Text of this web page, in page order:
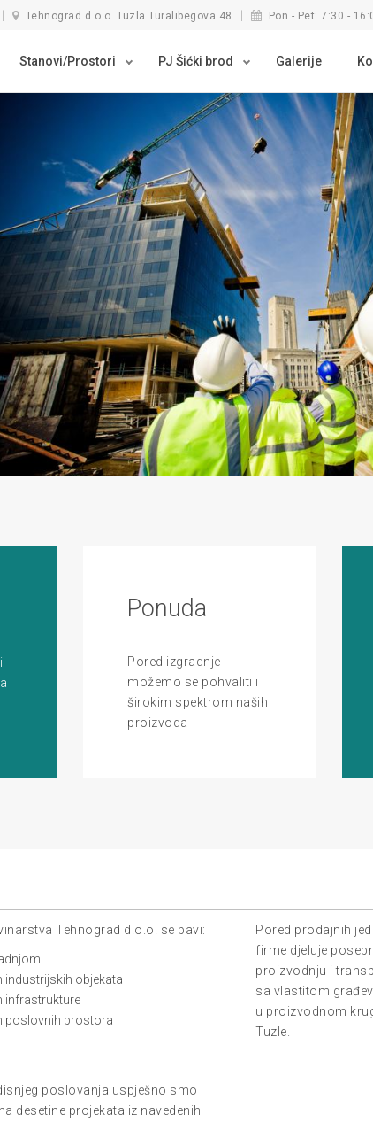
Tehnograd d.o.o. Tuzla Turalibegova 48 Pon - Pet: 7:30 -
Stanovi/Prostori PJ Šićki brod Galerije
Ponuda
Pored izgradnje
možemo se pohvaliti i
širokim spektrom naših
proizvoda
Tehnograd d.o.o. se bavi:
industrijskih objekata
infrastrukture
poslovnih prostora
poslovanja uspješno smo
desetine projekata iz navedenih
Pored prodajnih
firme djeluje
proizvodnju i
sa vlastitom
u proizvodnom
Tuzle.